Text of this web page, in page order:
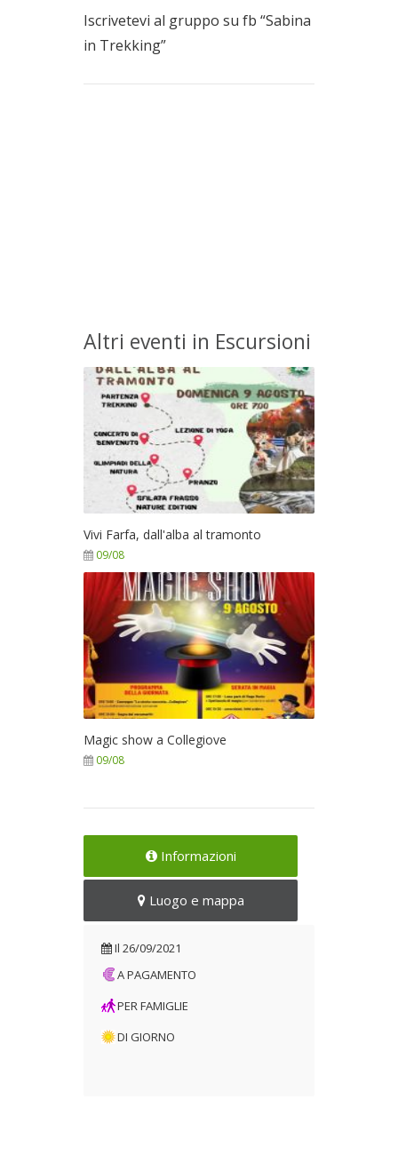
Iscrivetevi al gruppo su fb “Sabina
in Trekking”
Altri eventi in Escursioni
Vivi Farfa, dall'alba al tramonto
09/08
Magic show a Collegiove
09/08
Informazioni
Luogo e mappa
Il 26/09/2021
A PAGAMENTO
PER FAMIGLIE
DI GIORNO